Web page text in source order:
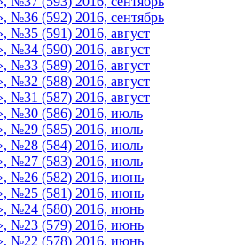
№36 (592) 2016, сентябрь
№35 (591) 2016, август
№34 (590) 2016, август
№33 (589) 2016, август
№32 (588) 2016, август
№31 (587) 2016, август
№30 (586) 2016, июль
№29 (585) 2016, июль
№28 (584) 2016, июль
№27 (583) 2016, июль
№26 (582) 2016, июнь
№25 (581) 2016, июнь
№24 (580) 2016, июнь
№23 (579) 2016, июнь
№22 (578) 2016, июнь